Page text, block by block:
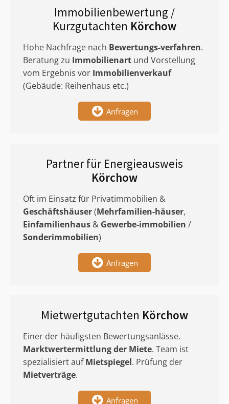
Immobilienbewertung /
Kurzgutachten Körchow
Hohe Nachfrage nach Bewertungs-verfahren.
Beratung zu Immobilienart und Vorstellung
vom Ergebnis vor Immobilienverkauf
(Gebäude: Reihenhaus etc.)
Anfragen
Partner für Energieausweis
Körchow
Oft im Einsatz für Privatimmobilien &
Geschäftshäuser(Mehrfamilien-häuser,
Einfamilienhaus & Gewerbe-immobilien /
Sonderimmobilien)
Anfragen
Mietwertgutachten Körchow
Einer der häufigsten Bewertungsanlässe.
Marktwertermittlungder Miete. Team ist
spezialisiert aufMietspiegel. Prüfung der
Mietverträge.
Anfragen